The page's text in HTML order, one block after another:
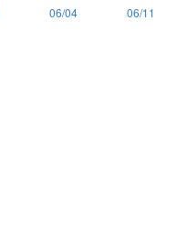
06/04 06/11